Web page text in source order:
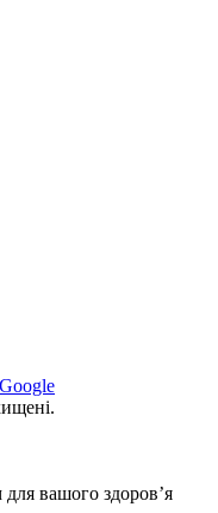
вашого здоров’я